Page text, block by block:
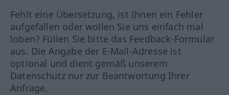
Fehlt eine Übersetzung, ist Ihnen ein Fehler
aufgefallen oder wollen Sie uns einfach mal
loben? Füllen Sie bitte das Feedback-Formular
aus. Die Angabe der E-Mail-Adresse ist
optional und dient gemäß unserem
Datenschutz nur zur Beantwortung Ihrer
Anfrage.